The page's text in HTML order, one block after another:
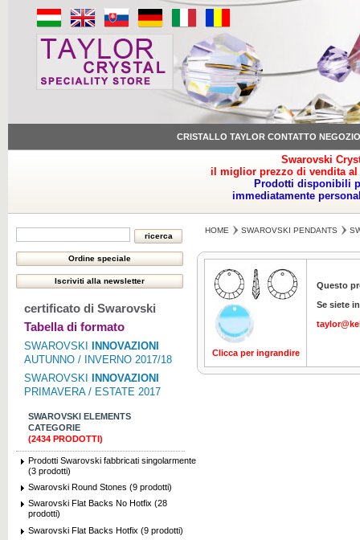
CRISTALLO TAYLOR CONTATTO NEGOZIO
Swarovski
il miglior prezzo di vendita
Prodotti disponibili
immediatamente
certificato di Swarovski
Tabella di formato
SWAROVSKI
INNOVAZIONI
AUTUNNO / INVERNO 2017/18
SWAROVSKI
INNOVAZIONI
PRIMAVERA / ESTATE 2017
SWAROVSKI ELEMENTS
CATEGORIE
(2434 PRODOTTI)
Prodotti Swarovski fabbricati singolarmente
(3 prodotti)
Swarovski Round Stones (9 prodotti)
Swarovski Flat Backs No Hotfix (28
prodotti)
Swarovski Flat Backs Hotfix (9 prodotti)
HOME SWAROVSKI PENDANTS
Clicca per ingrandire
Questo
Se siete